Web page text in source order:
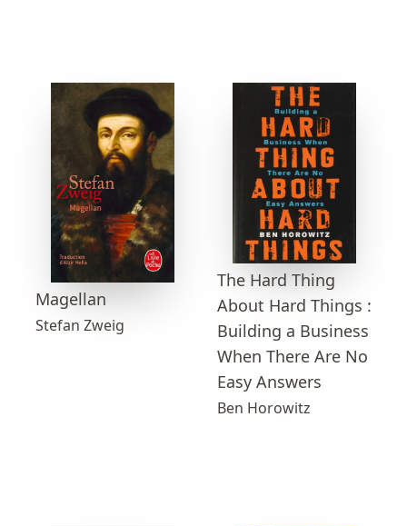
Magellan
Stefan Zweig
The Hard Thing
About Hard Things :
Building a Business
When There Are No
Easy Answers
Ben Horowitz